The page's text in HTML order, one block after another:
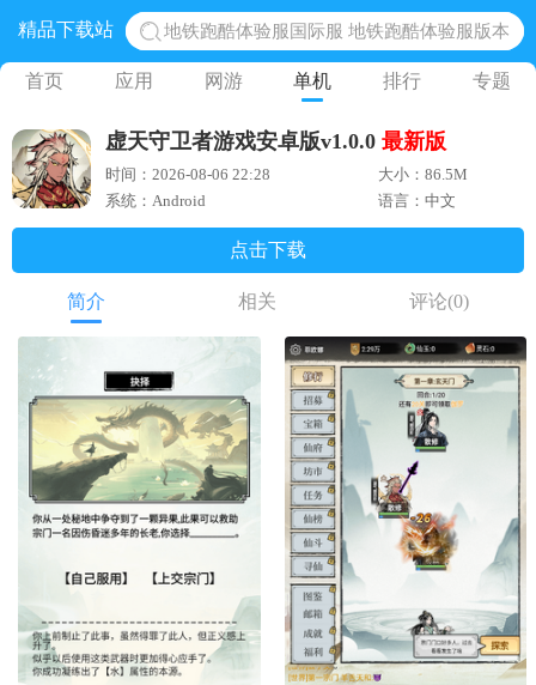
精品下载站
地铁跑酷体验服国际服 地铁跑酷体验服版本
网易光遇手游正版 点亮星空共庆周年
黎明觉醒生机腾讯正版 黎明觉醒生机国际服
蛋仔派对下载 蛋仔派对体验服
奥特曼王者传奇 正版奥特曼游戏
首页 应用 网游 单机 排行 专题
虚天守卫者游戏安卓版v1.0.0 最新版
时间：2026-08-06 22:28
大小：86.5M
系统：Android
语言：中文
点击下载
简介 相关 评论(0)